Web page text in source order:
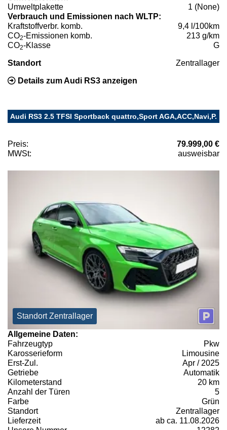
Umweltplakette
1 (None)
Verbrauch und Emissionen nach WLTP:
Kraftstoffverbr. komb.
9,4 l/100km
CO2-Emissionen komb.
213 g/km
CO2-Klasse G
Standort Zentrallager
Details zum Audi RS3 anzeigen
Audi RS3 2.5 TFSI Sportback quattro,Sport AGA,ACC,Navi,P.
Preis:
79.999,00 €
MWSt:
ausweisbar
Standort Zentrallager
Allgemeine Daten:
Fahrzeugtyp
Pkw
Karosserieform
Limousine
Erst-Zul.
Apr / 2025
Getriebe
Automatik
Kilometerstand
20 km
Anzahl der Türen
5
Farbe
Grün
Standort
Zentrallager
Lieferzeit
ab ca. 11.08.2026